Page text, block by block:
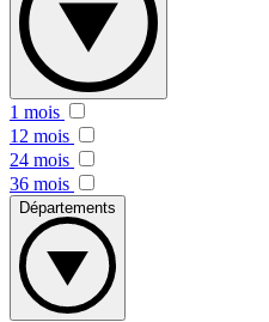
1 mois
12 mois
24 mois
36 mois
Départements